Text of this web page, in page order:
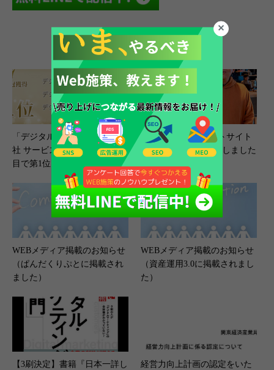
関連記事
「デジタルマーケティング会
社 サービス満足度」など3項
目で第1位を獲得！
吉和の森コーポレートサイト
リニューアル（β版）しました
WEBメディア掲載のお知らせ
（ぱんだくりぷとに掲載され
ました）
WEBメディア掲載のお知らせ
（資産運用3.0に掲載されまし
た）
【3刷決定】書籍『日本一詳し
経営力向上計画の認定をいた